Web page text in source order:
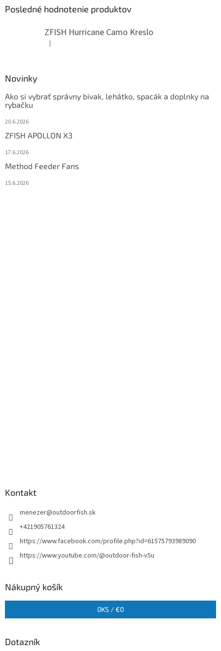
Posledné hodnotenie produktov
ZFISH Hurricane Camo Kreslo
Hodnotenie produktu je 5 z 5 hviezdičiek.
|
Novinky
Ako si vybrať správny bivak, lehátko, spacák a doplnky na
rybačku
20.6.2026
ZFISH APOLLON X3
17.6.2026
Method Feeder Fans
15.6.2026
Kontakt
menezer@outdoorfish.sk
+421905761324
https://www.facebook.com/profile.php?id=61575793989090
https://www.youtube.com/@outdoor-fish-v5u
Nákupný košík
0KS /€0
Dotazník